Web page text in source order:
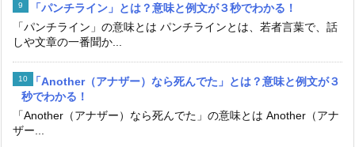
「パンチライン」とは？意味と例文が３秒でわかる！
「パンチライン」の意味とは パンチラインとは、若者言葉で、話
しや文章の一番聞か...
「Another（アナザー）なら死んでた」とは？意味と例文が３
秒でわかる！
「Another（アナザー）なら死んでた」の意味とは Another（アナ
ザー...